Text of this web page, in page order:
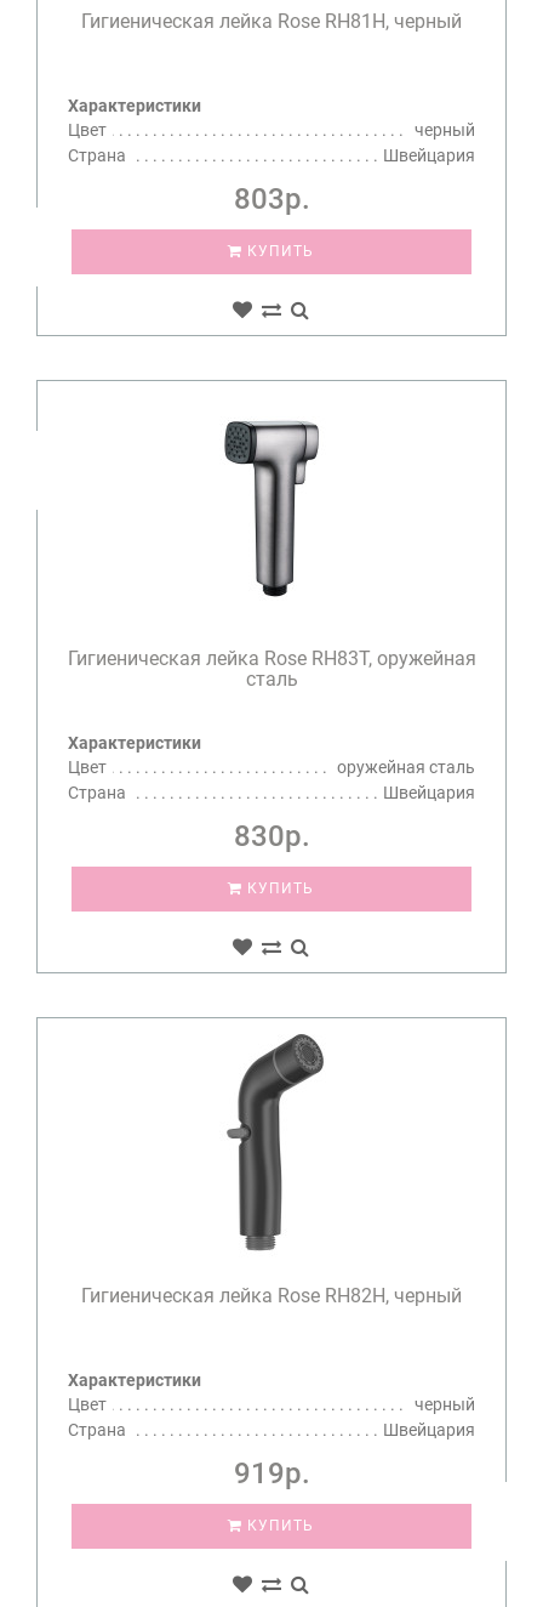
Гигиеническая лейка Rose RH81H, черный
Характеристики
Цвет
черный
Страна
Швейцария
803р.
КУПИТЬ
Гигиеническая лейка Rose RH83T, оружейная
сталь
Характеристики
Цвет
оружейная сталь
Страна
Швейцария
830р.
КУПИТЬ
Гигиеническая лейка Rose RH82H, черный
Характеристики
Цвет
черный
Страна
Швейцария
919р.
КУПИТЬ